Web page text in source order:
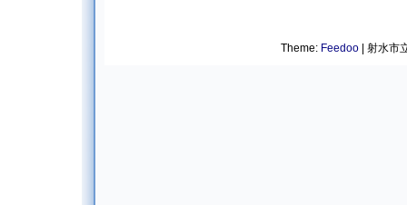
Theme: Feedoo| 射水市